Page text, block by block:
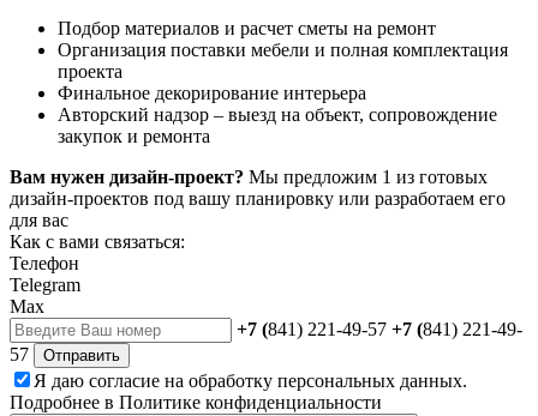
Подбор материалов и расчет сметы на ремонт
Организация поставки мебели и полная комплектация
проекта
Финальное декорирование интерьера
Авторский надзор – выезд на объект, сопровождение
закупок и ремонта
Вам нужен дизайн-проект? Мы предложим 1 из готовых
дизайн-проектов под вашу планировку или разработаем его
для вас
Как с вами связаться:
Телефон
Telegram
Max
+7 (841) 221-49-57 +7 (841) 221-49-
57
Отправить
Я даю согласие на обработку персональных данных.
Подробнее в Политике конфиденциальности